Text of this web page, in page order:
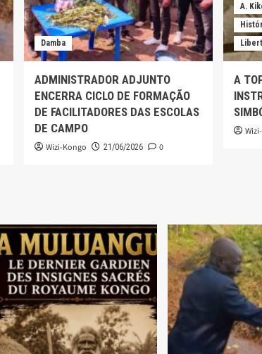
Damba
ADMINISTRADOR ADJUNTO
ENCERRA CICLO DE FORMAÇÃO
DE FACILITADORES DAS ESCOLAS
DE CAMPO
Wizi-Kongo 21/06/2026 0
A.
A